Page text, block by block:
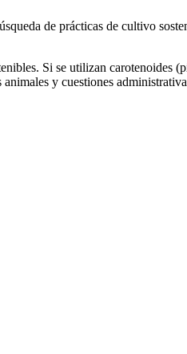
de prácticas de cultivo
Si se utilizan carotenoides
y cuestiones